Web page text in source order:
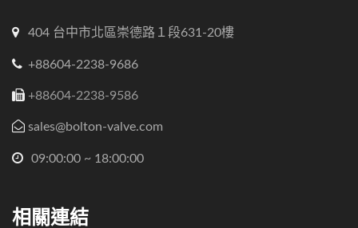
404 台中市北區崇德路１段631-20樓
+88604-2238-9686
+88604-2238-9586
sales@bolton-valve.com
09:00:00 ~ 18:00:00
相關連結